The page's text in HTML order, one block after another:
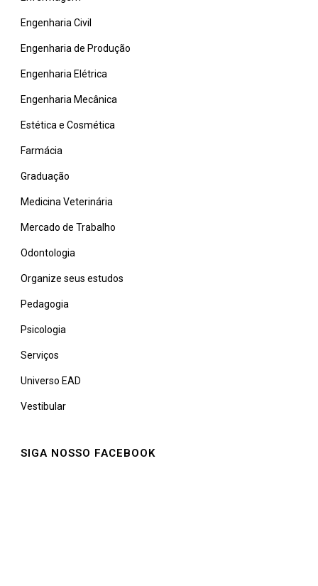
Engenharia Civil
Engenharia de Produção
Engenharia Elétrica
Engenharia Mecânica
Estética e Cosmética
Farmácia
Graduação
Medicina Veterinária
Mercado de Trabalho
Odontologia
Organize seus estudos
Pedagogia
Psicologia
Serviços
Universo EAD
Vestibular
SIGA NOSSO FACEBOOK